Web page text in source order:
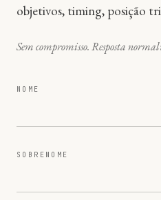
objetivos, timing, posição
Sem compromisso. Resposta
NOME
SOBRENOME